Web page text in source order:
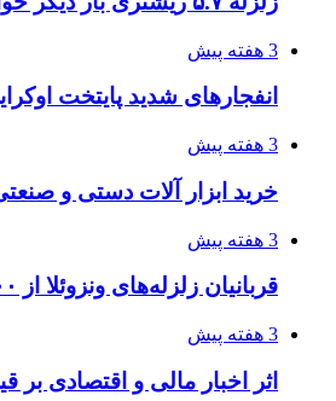
3 هفته پیش
انفجارهای شدید پایتخت
3 هفته پیش
خرید ابزار آلات دستی و
3 هفته پیش
قربانیان زلزله‌های ونزوئلا از ۵۰۰۰ نفر فراتر رفت
3 هفته پیش
اثر اخبار مالی و اقتصادی بر